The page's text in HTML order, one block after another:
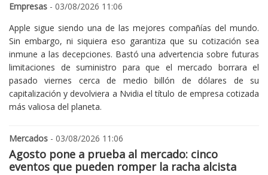
Empresas - 03/08/2026 11:06
Apple sigue siendo una de las mejores compañías del mundo.
Sin embargo, ni siquiera eso garantiza que su cotización sea
inmune a las decepciones. Bastó una advertencia sobre futuras
limitaciones de suministro para que el mercado borrara el
pasado viernes cerca de medio billón de dólares de su
capitalización y devolviera a Nvidia el título de empresa cotizada
más valiosa del planeta.
Mercados - 03/08/2026 11:06
Agosto pone a prueba al mercado: cinco
eventos que pueden romper la racha alcista